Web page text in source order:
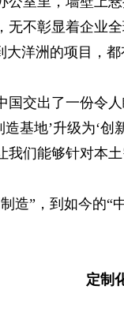
无不彰显着企业
大洋洲的项目，
国交出了一份令
基地’升级为‘
我们能够针对本
造”，到如今的
定制